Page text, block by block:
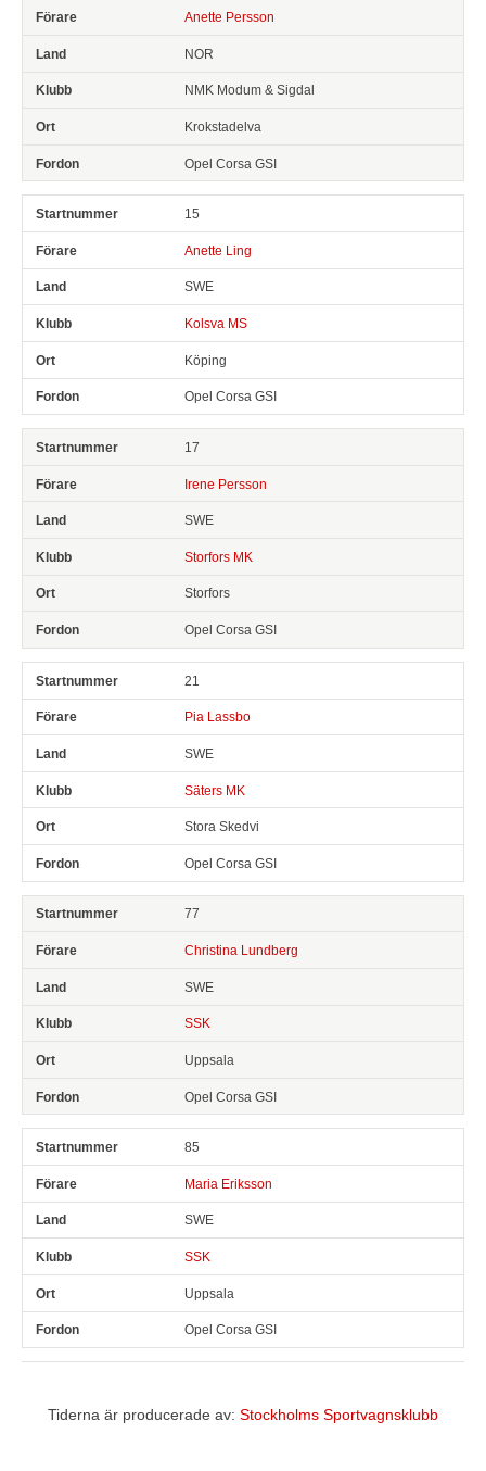
Anette Persson
NOR
NMK Modum & Sigdal
Krokstadelva
Opel Corsa GSI
15
Anette Ling
SWE
Kolsva MS
Köping
Opel Corsa GSI
17
Irene Persson
SWE
Storfors MK
Storfors
Opel Corsa GSI
21
Pia Lassbo
SWE
Säters MK
Stora Skedvi
Opel Corsa GSI
77
Christina Lundberg
SWE
SSK
Uppsala
Opel Corsa GSI
85
Maria Eriksson
SWE
SSK
Uppsala
Opel Corsa GSI
Tiderna är producerade av: Stockholms Sportvagnsklubb